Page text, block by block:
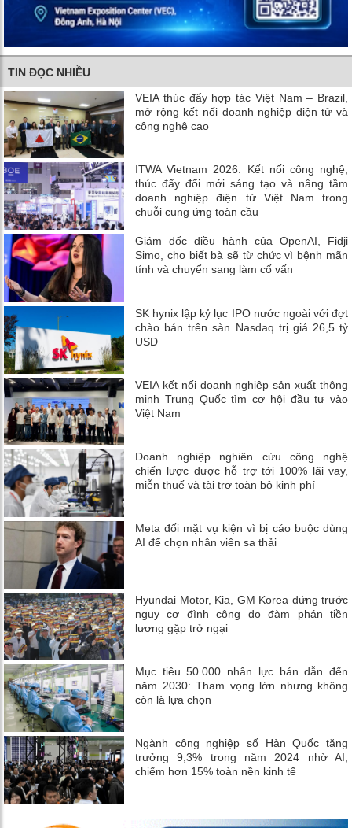
TIN ĐỌC NHIỀU
VEIA thúc đẩy hợp tác Việt Nam – Brazil,
mở rộng kết nối doanh nghiệp điện tử và
công nghệ cao
ITWA Vietnam 2026: Kết nối công nghệ,
thúc đẩy đổi mới sáng tạo và nâng tầm
doanh nghiệp điện tử Việt Nam trong
chuỗi cung ứng toàn cầu
Giám đốc điều hành của OpenAI, Fidji
Simo, cho biết bà sẽ từ chức vì bệnh mãn
tính và chuyển sang làm cố vấn
SK hynix lập kỷ lục IPO nước ngoài với đợt
chào bán trên sàn Nasdaq trị giá 26,5 tỷ
USD
VEIA kết nối doanh nghiệp sản xuất thông
minh Trung Quốc tìm cơ hội đầu tư vào
Việt Nam
Doanh nghiệp nghiên cứu công nghệ
chiến lược được hỗ trợ tới 100% lãi vay,
miễn thuế và tài trợ toàn bộ kinh phí
Meta đối mặt vụ kiện vì bị cáo buộc dùng
AI để chọn nhân viên sa thải
Hyundai Motor, Kia, GM Korea đứng trước
nguy cơ đình công do đàm phán tiền
lương gặp trở ngại
Mục tiêu 50.000 nhân lực bán dẫn đến
năm 2030: Tham vọng lớn nhưng không
còn là lựa chọn
Ngành công nghiệp số Hàn Quốc tăng
trưởng 9,3% trong năm 2024 nhờ AI,
chiếm hơn 15% toàn nền kinh tế